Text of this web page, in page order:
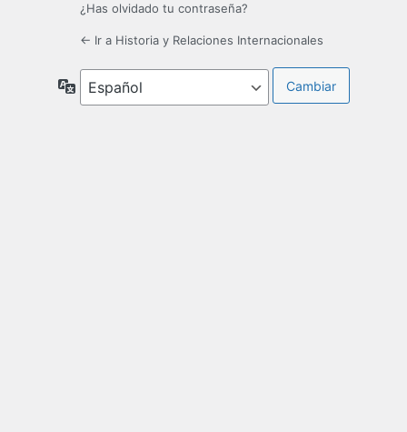
¿Has olvidado tu contraseña?
← Ir a Historia y Relaciones Internacionales
Idioma